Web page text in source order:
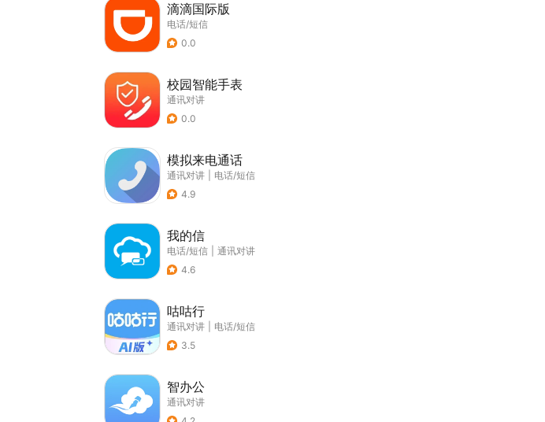
滴滴国际版
电话/短信
0.0
校园智能手表
通讯对讲
0.0
模拟来电通话
通讯对讲
电话/短信
4.9
我的信
电话/短信
通讯对讲
4.6
咕咕行
通讯对讲
电话/短信
3.5
智办公
通讯对讲